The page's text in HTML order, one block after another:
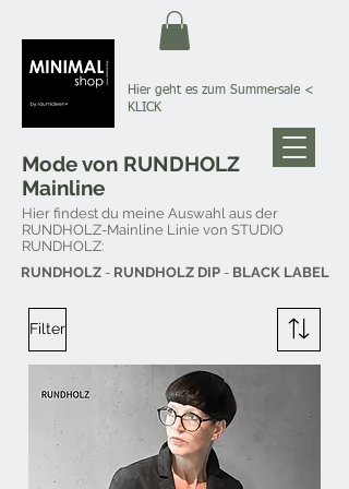
Hier geht es zum Summersale <
KLICK
Mode von RUNDHOLZ
Mainline
Hier findest du meine Auswahl aus der
RUNDHOLZ-Mainline Linie von STUDIO
RUNDHOLZ:
RUNDHOLZ- RUNDHOLZ DIP- BLACK LABEL
Filter